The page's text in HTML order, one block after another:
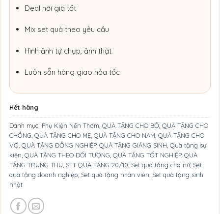
Deal hời giá tốt
Mix set quà theo yêu cầu
Hình ảnh tự chụp, ảnh thật
Luôn sẵn hàng giao hỏa tốc
Hết hàng
Danh mục: Phụ Kiện Nến Thơm QUÀ TẶNG CHO BỐ QUÀ TẶNG CHO
CHỒNG QUÀ TẶNG CHO MẸ QUÀ TẶNG CHO NAM QUÀ TẶNG CHO
VỢ QUÀ TẶNG ĐỒNG NGHIỆP, QUÀ TẶNG GIÁNG SINH Quà tặng sự
kiện QUÀ TẶNG THEO ĐỐI TƯỢNG QUÀ TẶNG TỐT NGHIỆP, QUÀ
TẶNG TRUNG THU SET QUÀ TẶNG 20/10 Set quà tặng cho nữ, Set
quà tặng doanh nghiệp Set quà tặng nhân viên Set quà tặng sinh
nhật